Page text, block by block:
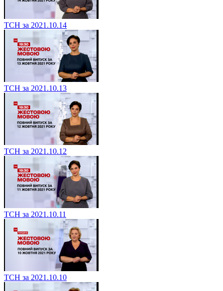
ТСН за 2021.10.14
ТСН за 2021.10.13
ТСН за 2021.10.12
ТСН за 2021.10.11
ТСН за 2021.10.10